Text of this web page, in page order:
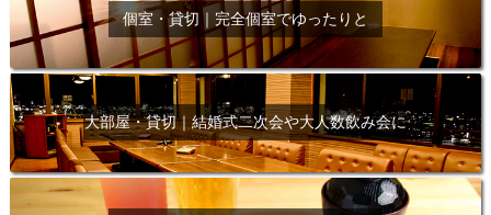
個室・貸切｜完全個室でゆったりと
大部屋・貸切｜結婚式二次会や大人数飲み会に